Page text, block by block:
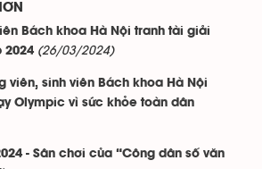
Bách khoa Hà Nội tranh tài giải
2024 (26/03/2024)
viên, sinh viên Bách khoa Hà Nội
Olympic vì sức khỏe toàn dân
- Sân chơi của “Công dân số văn